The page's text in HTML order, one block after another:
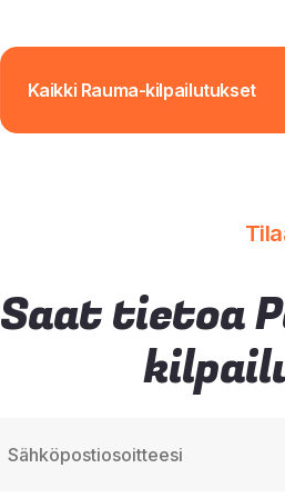
Kaikki Rauma-kilpailutukset
Saat tietoa